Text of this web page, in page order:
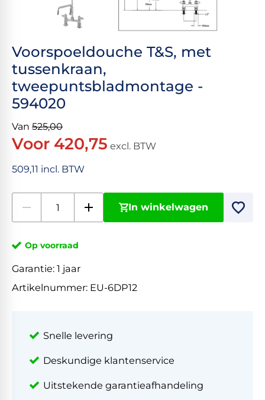
Voorspoeldouche T&S, met
tussenkraan,
tweepuntsbladmontage -
594020
Van 525,00
Voor 420,75 excl. BTW
509,11 incl. BTW
In winkelwagen
Op voorraad
Garantie: 1 jaar
Artikelnummer: EU-6DP12
Snelle levering
Deskundige klantenservice
Uitstekende garantieafhandeling